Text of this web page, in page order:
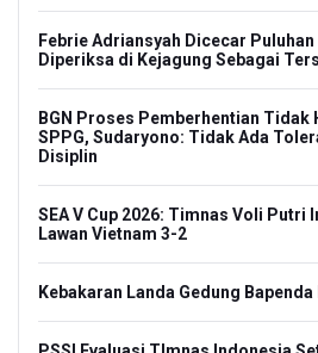
Febrie Adriansyah Dicecar
Diperiksa di Kejagung Sebagai
BGN Proses Pemberhentian Tidak
SPPG, Sudaryono: Tidak Ada
Disiplin
SEA V Cup 2026: Timnas Voli Putri
Lawan Vietnam 3-2
Kebakaran Landa Gedung